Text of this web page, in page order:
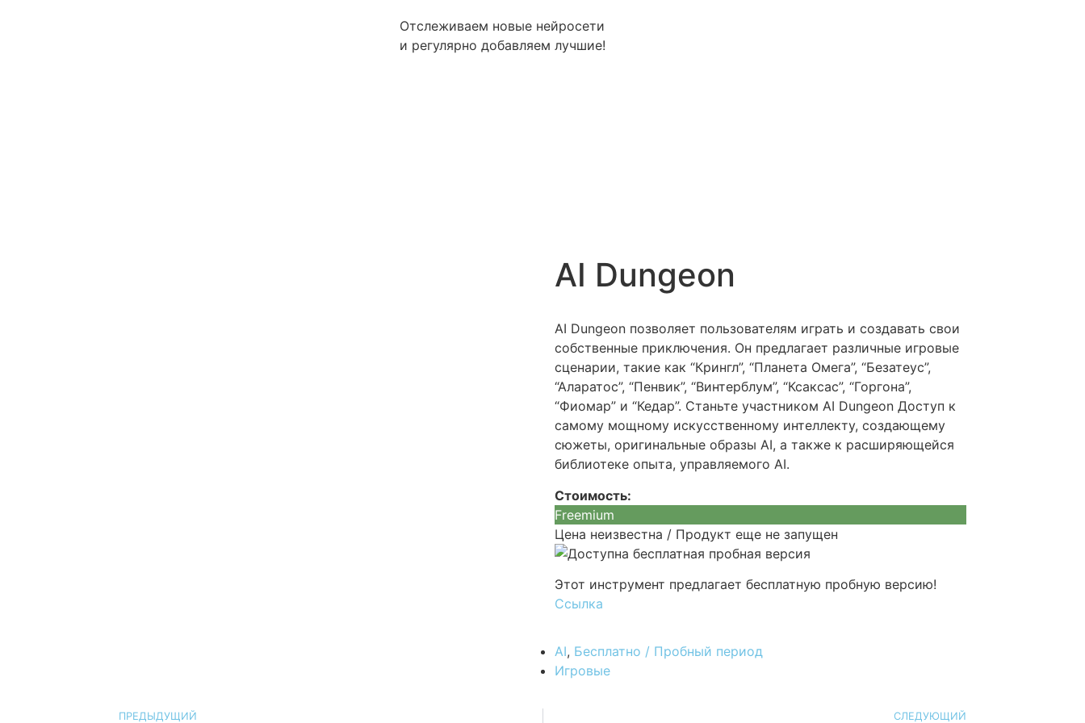
Отслеживаем новые нейросети
и регулярно добавляем лучшие!
AI Dungeon
AI Dungeon позволяет пользователям играть и создавать свои
собственные приключения. Он предлагает различные игровые
сценарии, такие как “Крингл”, “Планета Омега”, “Безатеус”,
“Аларатос”, “Пенвик”, “Винтерблум”, “Ксаксас”, “Горгона”,
“Фиомар” и “Кедар”. Станьте участником AI Dungeon Доступ к
самому мощному искусственному интеллекту, создающему
сюжеты, оригинальные образы AI, а также к расширяющейся
библиотеке опыта, управляемого AI.
Стоимость:
Freemium
Цена неизвестна / Продукт еще не запущен
Этот инструмент предлагает бесплатную пробную версию!
Ссылка
AI, Бесплатно / Пробный период
Игровые
ПРЕДЫДУЩИЙ СЛЕДУЮЩИЙ